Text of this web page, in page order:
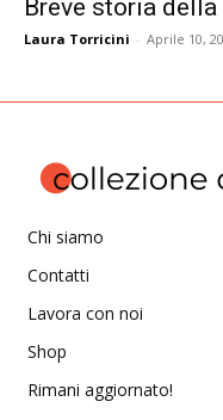
Breve storia
Laura Torricini - Aprile 10,
Chi siamo
Contatti
Lavora con noi
Shop
Rimani aggiornato!